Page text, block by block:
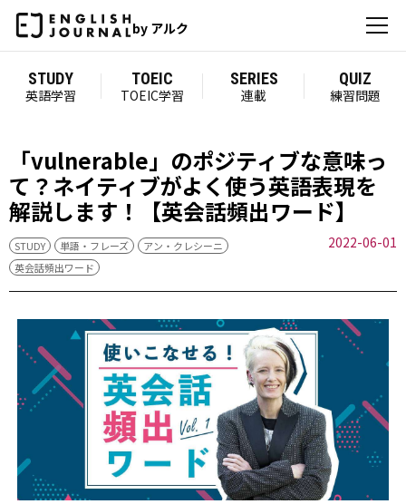
by アルク
STUDY
英語学習
TOEIC
TOEIC学習
SERIES
連載
QUIZ
練習問題
「vulnerable」のポジティブな意味っ
て？ネイティブがよく使う英語表現を
解説します！【英会話頻出ワード】
STUDY 単語・フレーズ
アン・クレシーニ
英会話頻出ワード
2022-06-01